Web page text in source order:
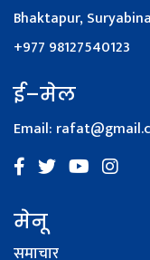
Bhaktapur,
+977 98127540123
ई–मेल
Email:
मेनू
समाचार